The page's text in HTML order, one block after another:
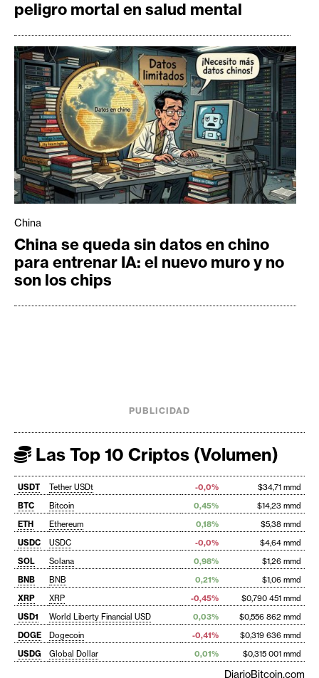
peligro mortal en salud mental
China
China se queda sin datos en chino
para entrenar IA: el nuevo muro y no
son los chips
PUBLICIDAD
Las Top 10 Criptos (Volumen)
USDT Tether USDt -0,0%
$34,71 mmd
BTC
Bitcoin 0,45%
$14,23 mmd
ETH
Ethereum 0,18%
$5,38 mmd
USDC
USDC -0,0%
$4,64 mmd
SOL
Solana 0,98%
$1,26 mmd
BNB
BNB 0,21%
$1,06 mmd
XRP
XRP -0,45%
$0,790 451 mmd
USD1
World Liberty Financial USD 0,03%
$0,556 862 mmd
DOGE
Dogecoin -0,41%
$0,319 636 mmd
USDG
Global Dollar 0,01% $0,315 001 mmd
DiarioBitcoin.com